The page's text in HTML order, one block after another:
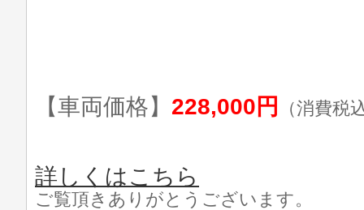
【車両価格】 228,000円 （消費税
詳しくはこちら
ご覧頂きありがとうございます。